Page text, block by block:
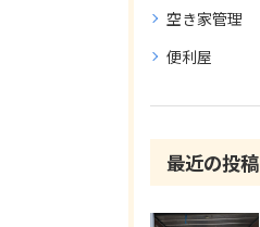
空き家管理
便利屋
最近の投稿